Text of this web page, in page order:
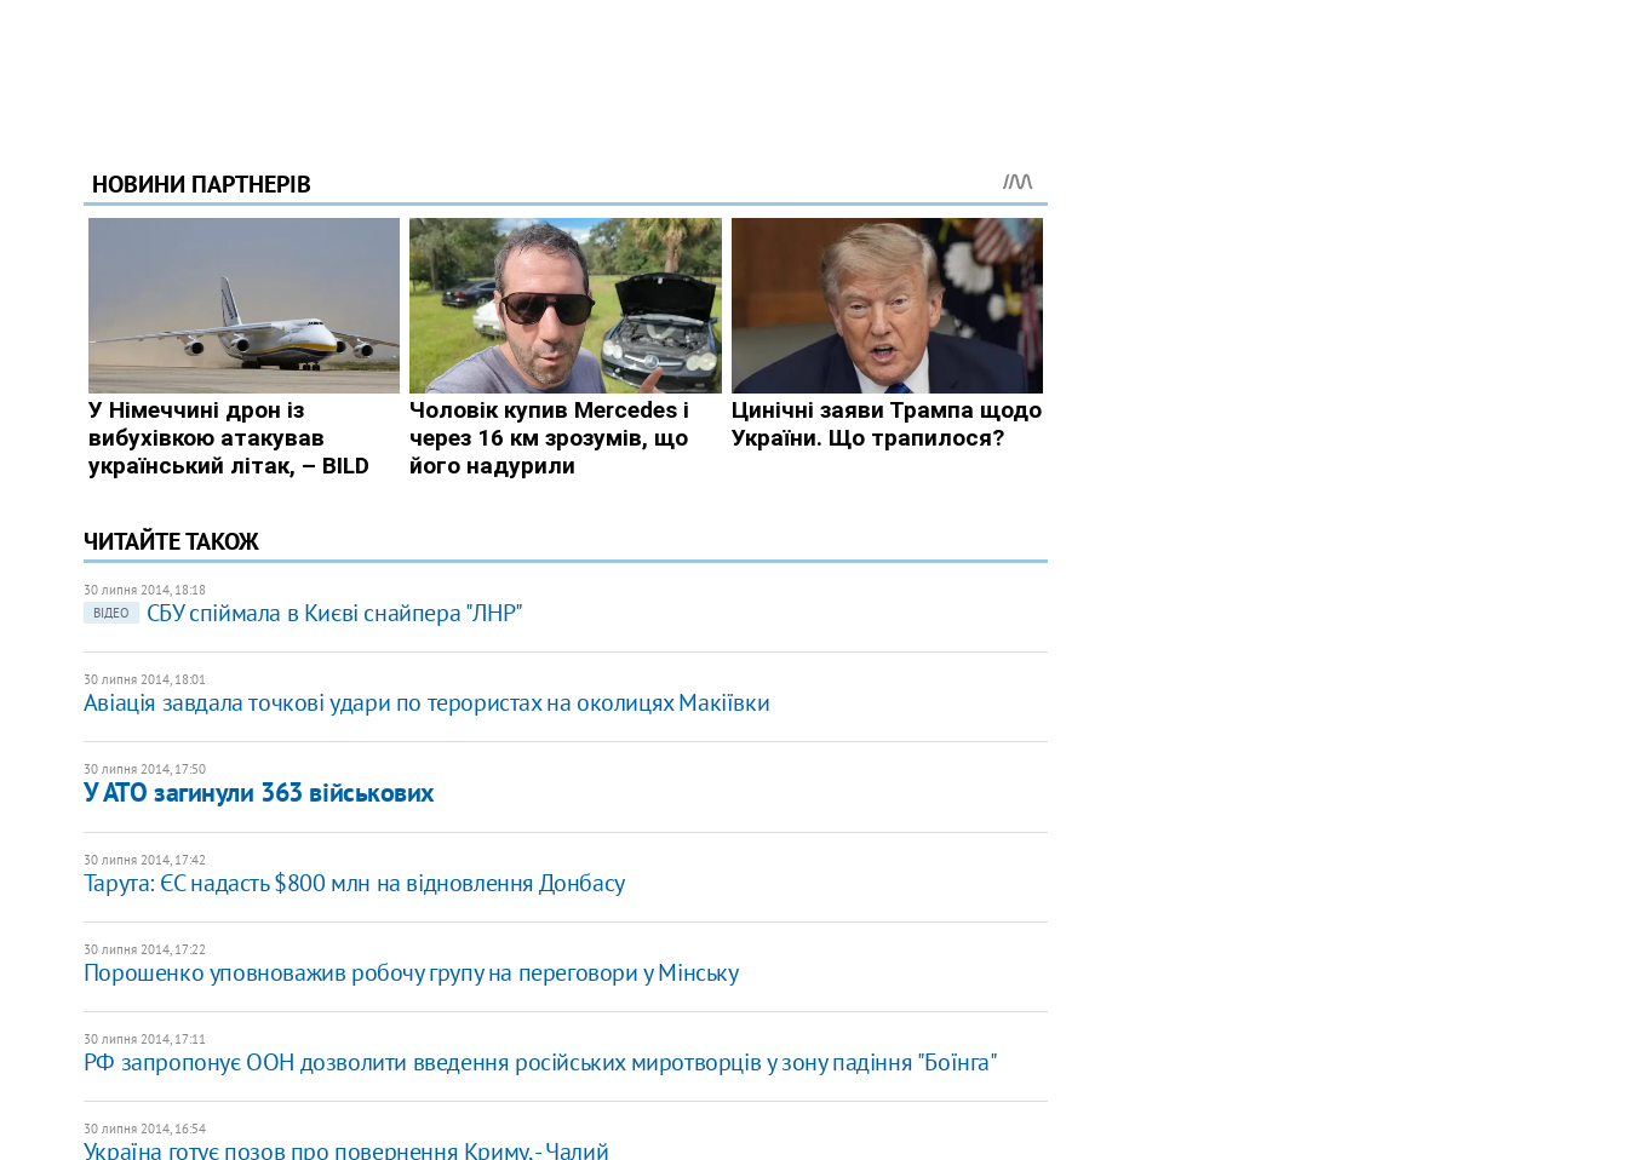
ЧИТАЙТЕ ТАКОЖ
30 липня 2014, 18:18
ВІДЕО
СБУ спіймала в Києві снайпера "ЛНР"
30 липня 2014, 18:01
Авіація завдала точкові удари по терористах на околицях Макіївки
30 липня 2014, 17:50
У АТО загинули 363 військових
30 липня 2014, 17:42
Тарута: ЄС надасть $800 млн на відновлення Донбасу
30 липня 2014, 17:22
Порошенко уповноважив робочу групу на переговори у Мінську
30 липня 2014, 17:11
РФ запропонує ООН дозволити введення російських миротворців у зону падіння "Боїнга"
30 липня 2014, 16:54
Україна готує позов про повернення Криму, - Чалий